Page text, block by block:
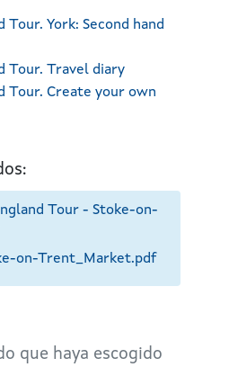
Tour. York: Second hand
Tour. Travel diary
Tour. Create your own
Tour - Stoke-on-
on-Trent_Market.pdf
que haya escogido